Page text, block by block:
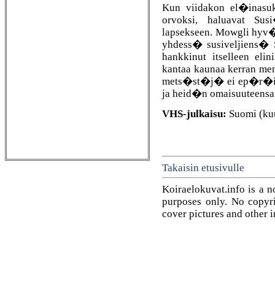
Kun viidakon
orvoksi, haluavat
lapsekseen. Mowgli
yhdess� susiveljiens�
hankkinut itselleen
kantaa kaunaa kerran
mets�st�j� ei
ja heid�n
VHS-julkaisu: Suomi
Takaisin etusivulle
Koiraelokuvat.info is a
purposes only. No
cover pictures and other